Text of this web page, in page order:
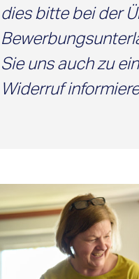
dies bitte bei der
Sie uns auch zu
Widerruf